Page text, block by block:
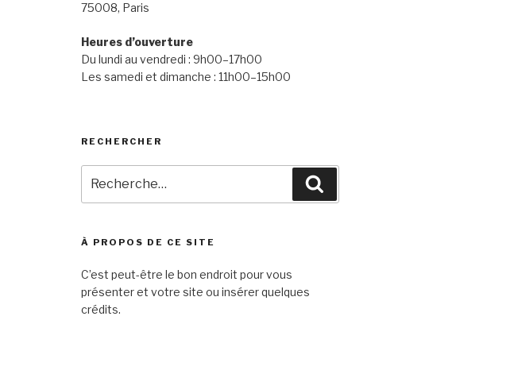
75008, Paris
Heures d’ouverture
Du lundi au vendredi : 9h00–17h00
Les samedi et dimanche : 11h00–15h00
RECHERCHER
pour
:
À PROPOS DE CE SITE
C’est peut-être le bon endroit pour vous
présenter et votre site ou insérer quelques
crédits.